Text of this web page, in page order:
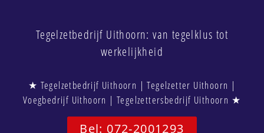
Tegelzetbedrijf Uithoorn: van tegelklus tot
werkelijkheid
★ Tegelzetbedrijf Uithoorn | Tegelzetter Uithoorn |
Voegbedrijf Uithoorn | Tegelzettersbedrijf Uithoorn ★
Bel: 072-2001293